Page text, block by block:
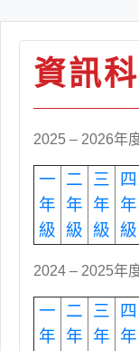
資訊
2025 – 2026年
一
年
級
二
年
級
三
年
級
四
年
級
2024 – 2025年
一
年
二
年
三
年
四
年